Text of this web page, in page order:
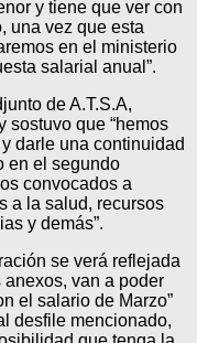
y tiene que ver con
una vez que esta
en el ministerio
salarial anual”.
de A.T.S.A,
sostuvo que “hemos
darle una continuidad
en el segundo
convocados a
a la salud, recursos
y demás”.
se verá reflejada
van a poder
el salario de Marzo”
desfile mencionado,